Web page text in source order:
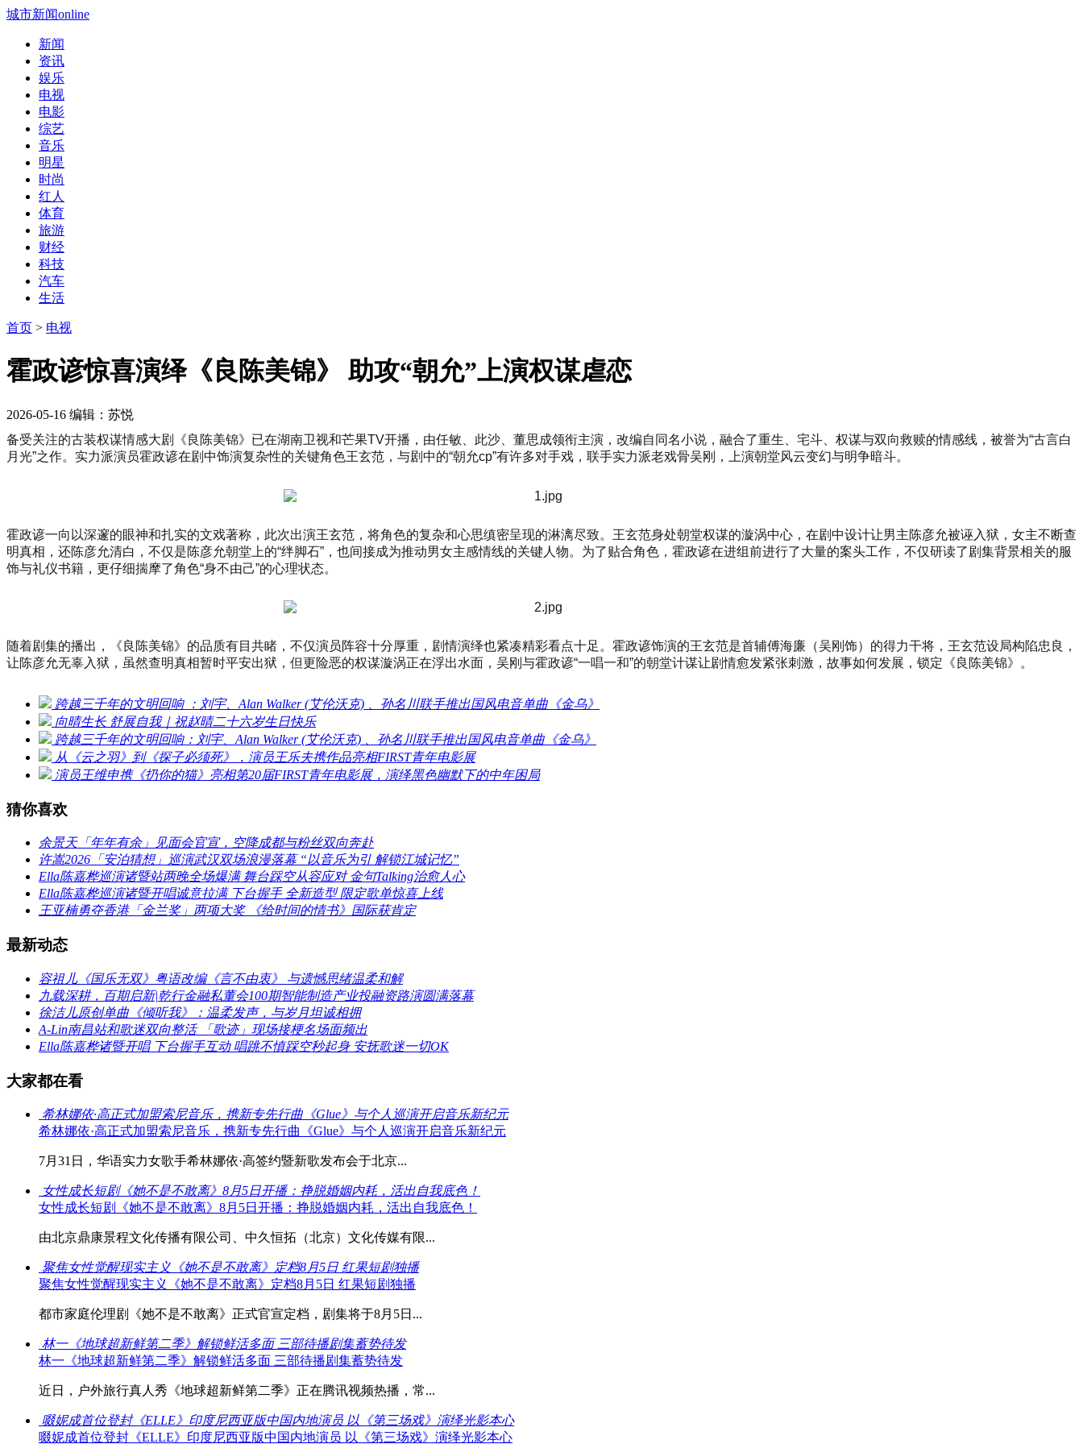
城市新闻online
新闻
资讯
娱乐
电视
电影
综艺
音乐
明星
时尚
红人
体育
旅游
财经
科技
汽车
生活
首页 > 电视
霍政谚惊喜演绎《良陈美锦》 助攻“朝允”上演权谋虐恋
2026-05-16 编辑：苏悦
备受关注的古装权谋情感大剧《良陈美锦》已在湖南卫视和芒果TV开播，由任敏、此沙、董思成领衔主演，改编自同名小说，融合了重生、宅斗、权谋与双向救赎的情感线，被誉为“古言白
月光”之作。实力派演员霍政谚在剧中饰演复杂性的关键角色王玄范，与剧中的“朝允cp”有许多对手戏，联手实力派老戏骨吴刚，上演朝堂风云变幻与明争暗斗。
霍政谚一向以深邃的眼神和扎实的文戏著称，此次出演王玄范，将角色的复杂和心思缜密呈现的淋漓尽致。王玄范身处朝堂权谋的漩涡中心，在剧中设计让男主陈彦允被诬入狱，女主不断查
明真相，还陈彦允清白，不仅是陈彦允朝堂上的“绊脚石”，也间接成为推动男女主感情线的关键人物。为了贴合角色，霍政谚在进组前进行了大量的案头工作，不仅研读了剧集背景相关的服
饰与礼仪书籍，更仔细揣摩了角色“身不由己”的心理状态。
随着剧集的播出，《良陈美锦》的品质有目共睹，不仅演员阵容十分厚重，剧情演绎也紧凑精彩看点十足。霍政谚饰演的王玄范是首辅傅海廉（吴刚饰）的得力干将，王玄范设局构陷忠良，
让陈彦允无辜入狱，虽然查明真相暂时平安出狱，但更险恶的权谋漩涡正在浮出水面，吴刚与霍政谚“一唱一和”的朝堂计谋让剧情愈发紧张刺激，故事如何发展，锁定《良陈美锦》。
跨越三千年的文明回响 ：刘宇、Alan Walker (艾伦沃克) 、孙名川联手推出国风电音单曲《金乌》
向晴生长 舒展自我｜祝赵晴二十六岁生日快乐
跨越三千年的文明回响：刘宇、Alan Walker (艾伦沃克) 、孙名川联手推出国风电音单曲《金乌》
从《云之羽》到《探子必须死》，演员王乐夫携作品亮相FIRST青年电影展
演员王维申携《扔你的猫》亮相第20届FIRST青年电影展，演绎黑色幽默下的中年困局
猜你喜欢
余景天「年年有余」见面会官宣，空降成都与粉丝双向奔赴
许嵩2026「安泊猜想」巡演武汉双场浪漫落幕 “以音乐为引 解锁江城记忆”
Ella陈嘉桦巡演诸暨站两晚全场爆满 舞台踩空从容应对 金句Talking治愈人心
Ella陈嘉桦巡演诸暨开唱诚意拉满 下台握手 全新造型 限定歌单惊喜上线
王亚楠勇夺香港「金兰奖」两项大奖 《给时间的情书》国际获肯定
最新动态
容祖儿《国乐无双》粤语改编《言不由衷》 与遗憾思绪温柔和解
九载深耕，百期启新|乾行金融私董会100期智能制造产业投融资路演圆满落幕
徐洁儿原创单曲《倾听我》：温柔发声，与岁月坦诚相拥
A-Lin南昌站和歌迷双向整活 「歌迹」现场接梗名场面频出
Ella陈嘉桦诸暨开唱 下台握手互动 唱跳不慎踩空秒起身 安抚歌迷一切OK
大家都在看
希林娜依·高正式加盟索尼音乐，携新专先行曲《Glue》与个人巡演开启音乐新纪元
希林娜依·高正式加盟索尼音乐，携新专先行曲《Glue》与个人巡演开启音乐新纪元
7月31日，华语实力女歌手希林娜依·高签约暨新歌发布会于北京...
女性成长短剧《她不是不敢离》8月5日开播：挣脱婚姻内耗，活出自我底色！
女性成长短剧《她不是不敢离》8月5日开播：挣脱婚姻内耗，活出自我底色！
由北京鼎康景程文化传播有限公司、中久恒拓（北京）文化传媒有限...
聚焦女性觉醒现实主义《她不是不敢离》定档8月5日 红果短剧独播
聚焦女性觉醒现实主义《她不是不敢离》定档8月5日 红果短剧独播
都市家庭伦理剧《她不是不敢离》正式官宣定档，剧集将于8月5日...
林一《地球超新鲜第二季》解锁鲜活多面 三部待播剧集蓄势待发
林一《地球超新鲜第二季》解锁鲜活多面 三部待播剧集蓄势待发
近日，户外旅行真人秀《地球超新鲜第二季》正在腾讯视频热播，常...
啜妮成首位登封《ELLE》印度尼西亚版中国内地演员 以《第三场戏》演绎光影本心
啜妮成首位登封《ELLE》印度尼西亚版中国内地演员 以《第三场戏》演绎光影本心